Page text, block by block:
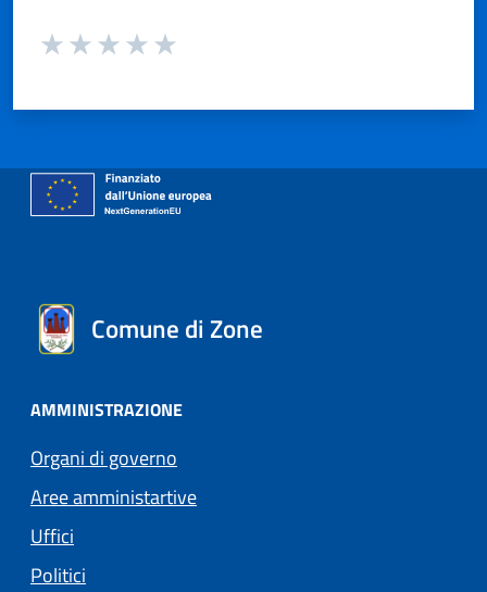
Valuta da 1 a 5 stelle la pagina
Comune di Zone
AMMINISTRAZIONE
Organi di governo
Aree amministartive
Uffici
Politici